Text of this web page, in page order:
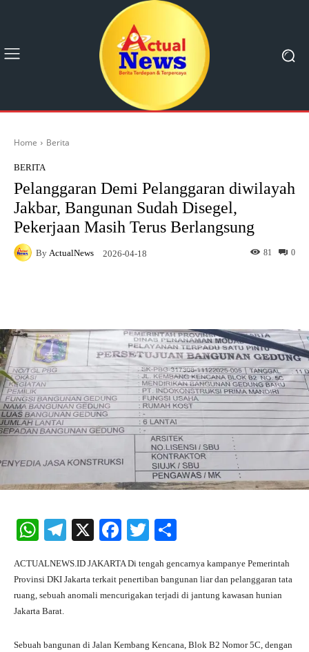
Home Berita
BERITA
Pelanggaran Demi Pelanggaran diwilayah
Jakbar, Bangunan Sudah Disegel,
Pekerjaan Masih Terus Berlangsung
By ActualNews 2026-04-18 0
81
W
ts
A
pp
Te
gr
a
X
Fa
bo
ok
T
tte
r
re
ACTUALNEWS.ID JAKARTA Di tengah gencarnya kampanye Pemerintah
Provinsi DKI Jakarta terkait penertiban bangunan liar dan pelanggaran tata
ruang, sebuah anomali mencurigakan terjadi di jantung kawasan hunian
Jakarta Barat.
Sebuah bangunan di Jalan Kembang Kencana, Blok B2 Nomor 5C, dengan